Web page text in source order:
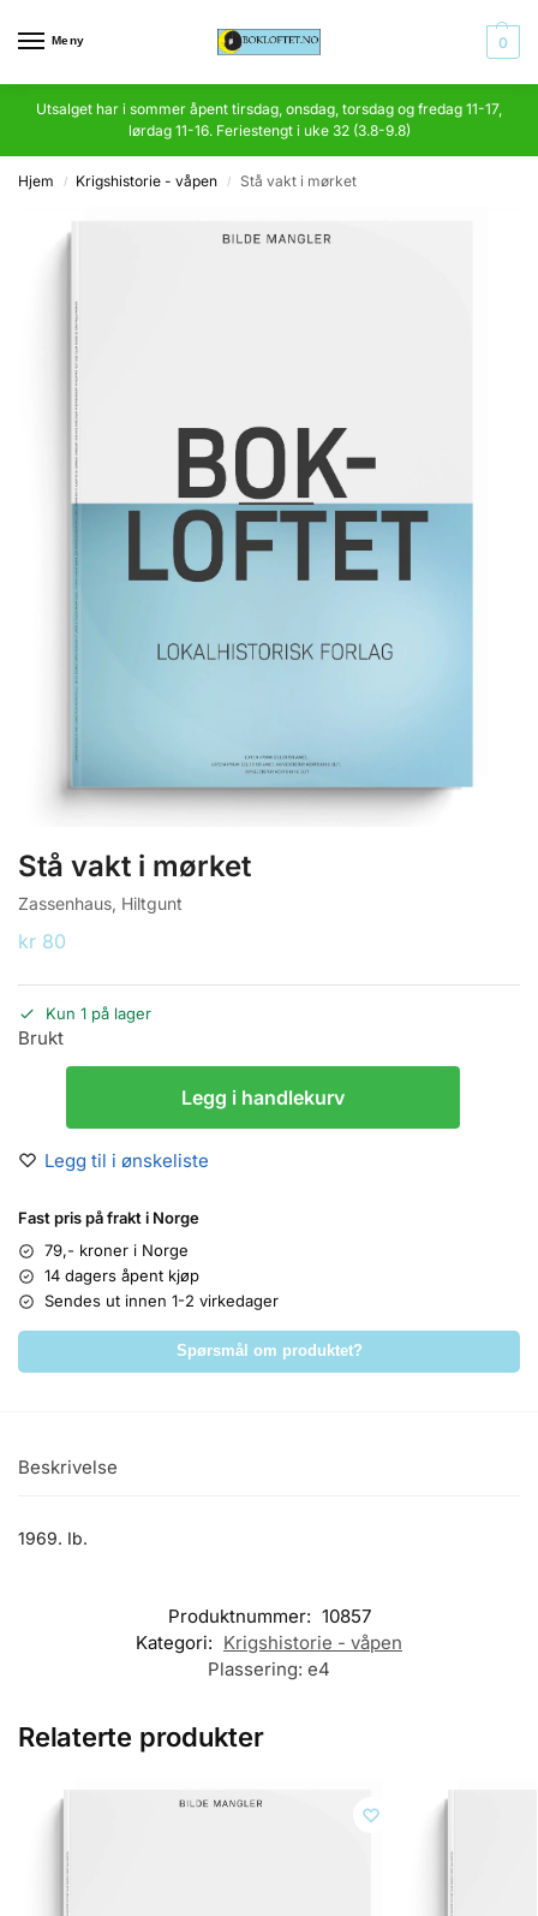
Meny 0
Utsalget har i sommer åpent tirsdag, onsdag, torsdag og fredag 11-17,
lørdag 11-16. Feriestengt i uke 32 (3.8-9.8)
Hjem / Krigshistorie - våpen / Stå vakt i mørket
Stå vakt i mørket
Zassenhaus, Hiltgunt
kr 80
Kun 1 på lager
Brukt
Legg i handlekurv
Legg til i ønskeliste
Fast pris på frakt i Norge
79,- kroner i Norge
14 dagers åpent kjøp
Sendes ut innen 1-2 virkedager
Spørsmål om produktet?
Beskrivelse
1969. Ib.
Produktnummer: 10857
Kategori: Krigshistorie - våpen
Plassering: e4
Relaterte produkter